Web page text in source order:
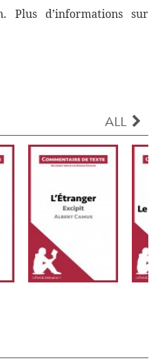
Plus d’informations sur
ALL